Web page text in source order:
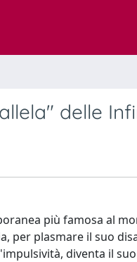
delle
più famosa al
per plasmare il suo
diventa il